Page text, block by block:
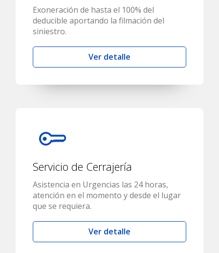
Exoneración de hasta el 100% del
deducible aportando la filmación del
siniestro.
Ver detalle
Servicio de Cerrajería
Asistencia en Urgencias las 24 horas,
atención en el momento y desde el lugar
que se requiera.
Ver detalle